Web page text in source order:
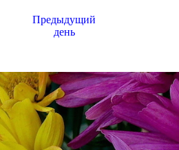
Предыдущий
день